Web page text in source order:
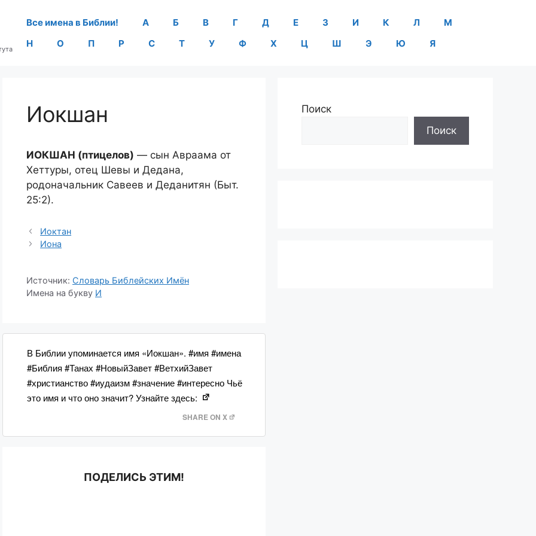
Все имена в Библии! А Б В Г Д Е З И К Л
М
Н
О П Р С Т У Ф Х Ц Ш Э Ю Я
Иокшан
ИОКШАН (птицелов) — сын Авраама от
Хеттуры, отец Шевы и Дедана,
родоначальник Савеев и Деданитян (Быт.
25:2).
Иоктан
Иона
Источник: Словарь Библейских Имён
Имена на букву И
В Библии упоминается имя «Иокшан». #имя #имена
#Библия #Танах #НовыйЗавет #ВетхийЗавет
#христианство #иудаизм #значение #интересно Чьё
это имя и что оно значит? Узнайте здесь:
SHARE ON X
ПОДЕЛИСЬ ЭТИМ!
Поиск
Поиск